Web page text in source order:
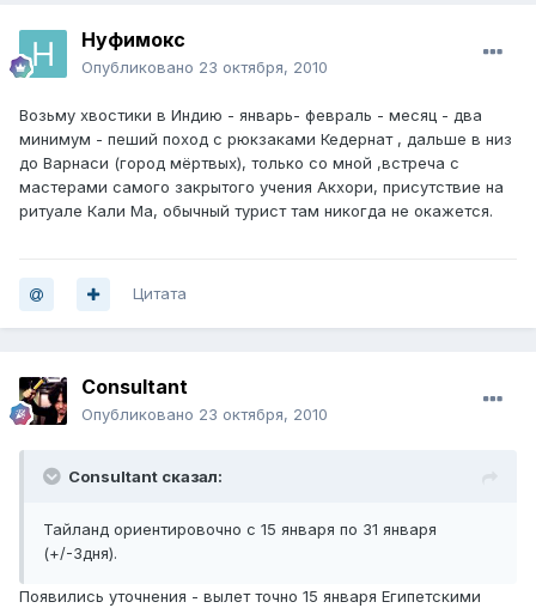
Нуфимокс
Опубликовано 23 октября, 2010
Возьму хвостики в Индию - январь- февраль - месяц - два
минимум - пеший поход с рюкзаками Кедернат , дальше в низ
до Варнаси (город мёртвых), только со мной ,встреча с
мастерами самого закрытого учения Акхори, присутствие на
ритуале Кали Ма, обычный турист там никогда не окажется.
Цитата
Consultant
Опубликовано 23 октября, 2010
Consultant сказал:
Тайланд ориентировочно с 15 января по 31 января
(+/-3дня).
Появились уточнения - вылет точно 15 января Египетскими